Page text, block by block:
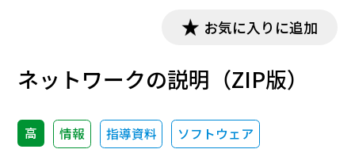
お気に入りに追加
ネットワークの説明（ZIP版）
高 情報 指導資料 ソフトウェア